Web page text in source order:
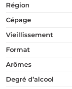
région
cépage
vieillissement
format
arômes
degré d’alcool